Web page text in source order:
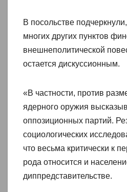
В посольстве
многих других пунктов
внешнеполитической
остается дискуссионным.
«В частности, против
ядерного оружия
оппозиционных партий.
социологических
что весьма критически к
рода относится и
диппредставительстве.